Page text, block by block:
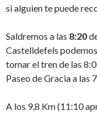
si alguien te puede
Saldremos a las 8:20
Castelldefels
tomar el tren de las
Paseo de Gracia a las
A los 9,8 Km (11:10